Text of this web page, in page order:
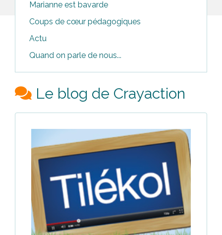
Marianne est bavarde
Coups de cœur pédagogiques
Actu
Quand on parle de nous...
Le blog de Crayaction